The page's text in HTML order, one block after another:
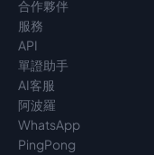
合作夥伴
服務
API
單證助手
AI客服
阿波羅
WhatsApp
PingPong